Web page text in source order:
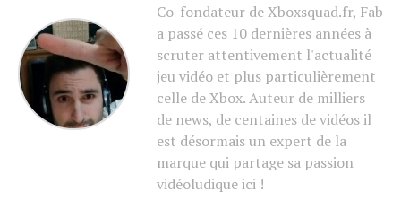
Co-fondateur de Xboxsquad.fr, Fab
a passé ces 10 dernières années à
scruter attentivement l'actualité
jeu vidéo et plus particulièrement
celle de Xbox. Auteur de milliers
de news, de centaines de vidéos il
est désormais un expert de la
marque qui partage sa passion
vidéoludique ici !